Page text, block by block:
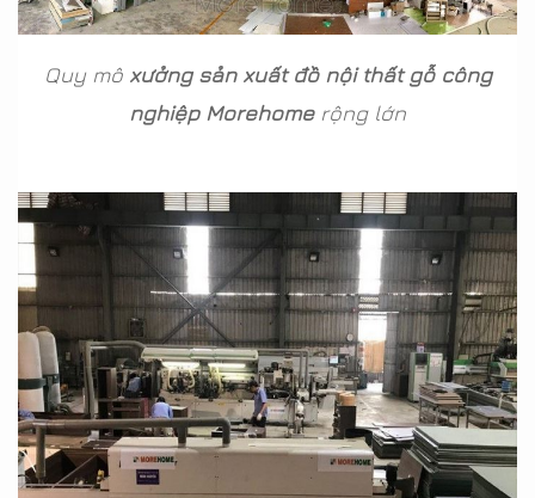
Quy mô xưởng sản xuất đồ nội thất gỗ công
nghiệp Morehomerộng lớn